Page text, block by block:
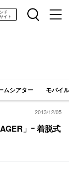
ド
イト
ムシアター モバイ
2013/12/05
」ｰ 着脱式